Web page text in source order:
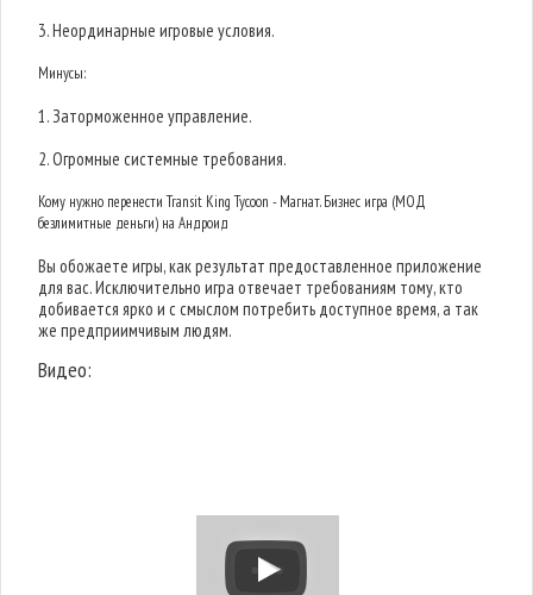
3. Неординарные игровые условия.
Минусы:
1. Заторможенное управление.
2. Огромные системные требования.
Кому нужно перенести Transit King Tycoon - Магнат. Бизнес игра (МОД
безлимитные деньги) на Андроид
Вы обожаете игры, как результат предоставленное приложение
для вас. Исключительно игра отвечает требованиям тому, кто
добивается ярко и с смыслом потребить доступное время, а так
же предприимчивым людям.
Видео: